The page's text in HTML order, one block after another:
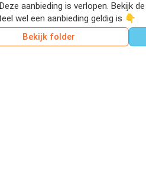
aanbieding is verlopen. Bekijk de
wel een aanbieding geldig is 👇
Bekijk folder